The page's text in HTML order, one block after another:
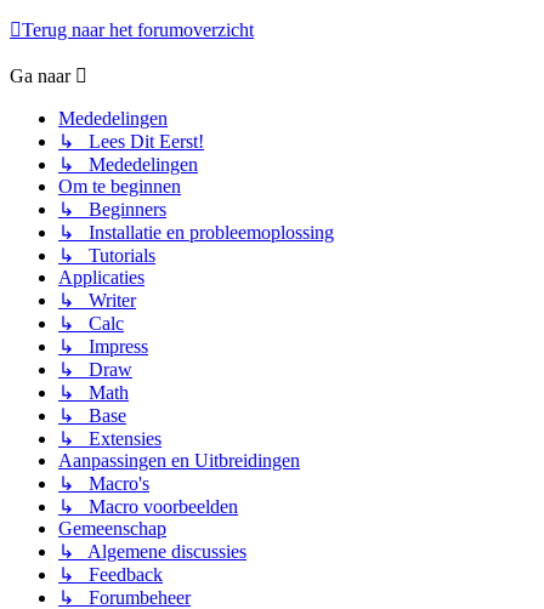
Terug naar het forumoverzicht
Ga naar
Mededelingen
↳ Lees Dit Eerst!
↳ Mededelingen
Om te beginnen
↳ Beginners
↳ Installatie en probleemoplossing
↳ Tutorials
Applicaties
↳ Writer
↳ Calc
↳ Impress
↳ Draw
↳ Math
↳ Base
↳ Extensies
Aanpassingen en Uitbreidingen
↳ Macro's
↳ Macro voorbeelden
Gemeenschap
↳ Algemene discussies
↳ Feedback
↳ Forumbeheer